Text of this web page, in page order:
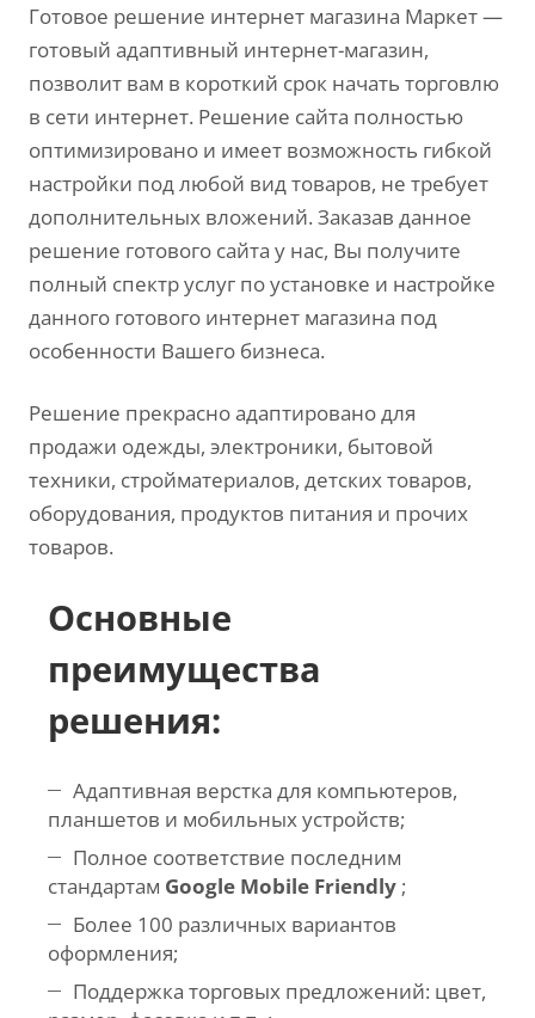
Готовое решение интернет магазина Маркет —
готовый адаптивный интернет-магазин,
позволит вам в короткий срок начать торговлю
в сети интернет. Решение сайта полностью
оптимизировано и имеет возможность гибкой
настройки под любой вид товаров, не требует
дополнительных вложений. Заказав данное
решение готового сайта у нас, Вы получите
полный спектр услуг по установке и настройке
данного готового интернет магазина под
особенности Вашего бизнеса.
Решение прекрасно адаптировано для
продажи одежды, электроники, бытовой
техники, стройматериалов, детских товаров,
оборудования, продуктов питания и прочих
товаров.
Основные
преимущества
решения:
Адаптивная верстка для компьютеров,
планшетов и мобильных устройств;
Полное соответствие последним
стандартам Google Mobile Friendly ;
Более 100 различных вариантов
оформления;
Поддержка торговых предложений: цвет,